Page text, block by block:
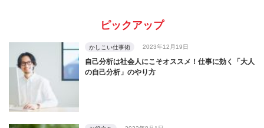
ピックアップ
かしこい仕事術 2023年12月19日
自己分析は社会人にこそオススメ！仕事に効く「大人
の自己分析」のやり方